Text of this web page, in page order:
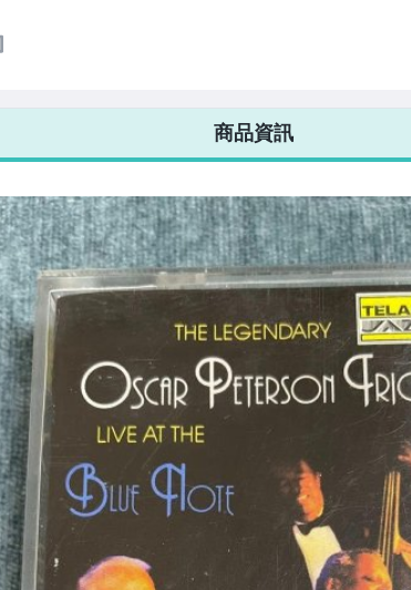
商品資訊